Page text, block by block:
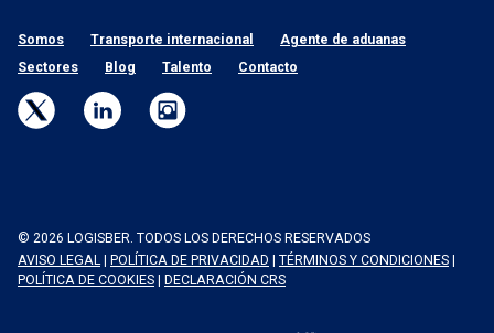
Somos Transporte internacional
Agente de aduanas
Sectores
Blog Talento Contacto
© 2026 LOGISBER. TODOS LOS DERECHOS RESERVADOS
AVISO LEGAL | POLÍTICA DE PRIVACIDAD | TÉRMINOS Y CONDICIONES |
POLÍTICA DE COOKIES | DECLARACIÓN CRS